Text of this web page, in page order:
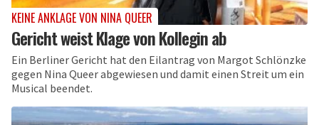
KEINE ANKLAGE VON NINA QUEER
Gericht weist Klage von Kollegin ab
Ein Berliner Gericht hat den Eilantrag von Margot Schlönzke
gegen Nina Queer abgewiesen und damit einen Streit um ein
Musical beendet.